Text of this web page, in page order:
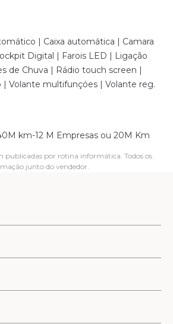
| Caixa automática | Camara
Digital | Farois LED | Ligação
de Chuva | Rádio touch screen |
| Volante multifunçóes | Volante reg.
km-12 M Empresas ou 20M Km
publicadas por rotina informática. Todos os
junto do vendedor.